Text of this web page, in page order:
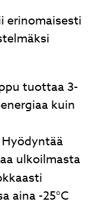
erinomaisesti
tuottaa 3-
kuin
Hyödyntää
ulkoilmasta
aina -25°C